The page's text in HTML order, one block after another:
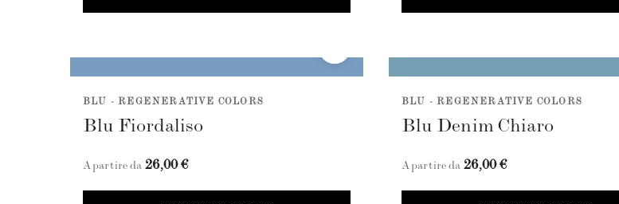
BLU - REGENERATIVE COLORS
Blu Fiordaliso
A partire da 26,00 €
BLU - REGENERATIVE COLORS
Blu Denim Chiaro
A partire da 26,00 €